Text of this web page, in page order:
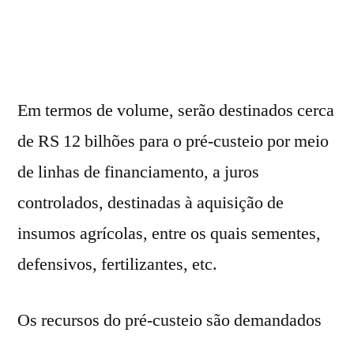
Em termos de volume, serão destinados cerca
de RS 12 bilhões para o pré-custeio por meio
de linhas de financiamento, a juros
controlados, destinadas à aquisição de
insumos agrícolas, entre os quais sementes,
defensivos, fertilizantes, etc.
Os recursos do pré-custeio são demandados